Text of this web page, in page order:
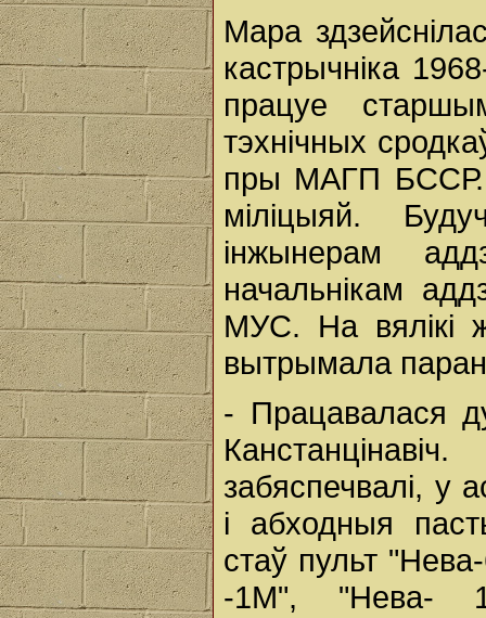
Мара
кастрычніка
працуе
тэхнічных
пры МАГП БССР.
міліцыяй.
інжынерам
начальнікам
МУС. На вялікі
вытрымала
- Працавалася
забяспечвалі, у
і абходныя
стаў пульт
-1М", "Нева-